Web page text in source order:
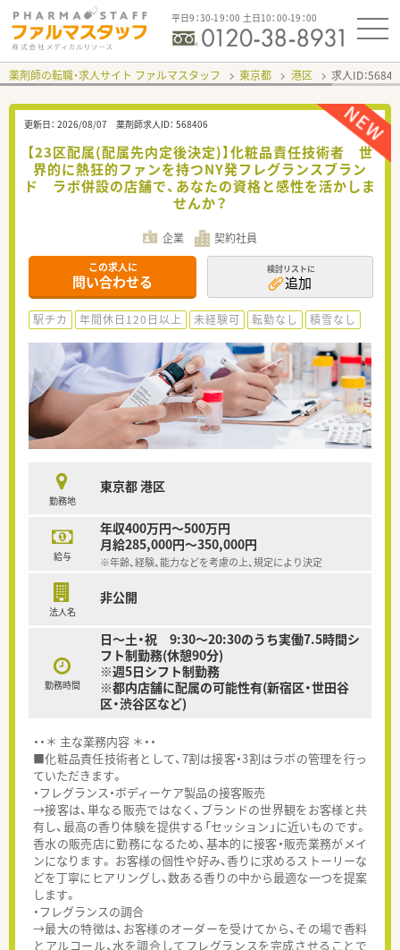
平日9：30-19：00 土日10：00-19：00
薬剤師の転職・求人サイト ファルマスタッフ 東京都 港区 求人ID：
更新日： 2026/08/07 薬剤師求人ID： 568406
【23区配属(配属先内定後決定)】化粧品責任技術者 世
界的に熱狂的ファンを持つNY発フレグランスブラン
ド ラボ併設の店舗で、あなたの資格と感性を活かしま
せんか？
企業 契約社員
この求人に
問い合わせる
検討リストに
追加
駅チカ 年間休日120日以上 未経験可 転勤なし 積雪なし
勤務地
東京都 港区
給与
年収400万円～500万円
月給285,000円～350,000円
※年齢、経験、能力などを考慮の上、規定により決定
法人名
非公開
勤務時間
日～土・祝 9:30～20:30のうち実働7.5時間シ
フト制勤務(休憩90分)
※週5日シフト制勤務
※都内店舗に配属の可能性有(新宿区・世田谷
区・渋谷区など)
・・＊ 主な業務内容 ＊・・
■化粧品責任技術者として、7割は接客・3割はラボの管理を行っ
ていただきます。
・フレグランス・ボディーケア製品の接客販売
→接客は、単なる販売ではなく、ブランドの世界観をお客様と共
有し、最高の香り体験を提供する「セッション」に近いものです。
香水の販売店に勤務になるため、基本的に接客・販売業務がメイ
ンになります。 お客様の個性や好み、香りに求めるストーリーな
どを丁寧にヒアリングし、数ある香りの中から最適な一つを提案
します。
・フレグランスの調合
→最大の特徴は、お客様のオーダーを受けてから、その場で香料
とアルコール、水を調合してフレグランスを完成させることで